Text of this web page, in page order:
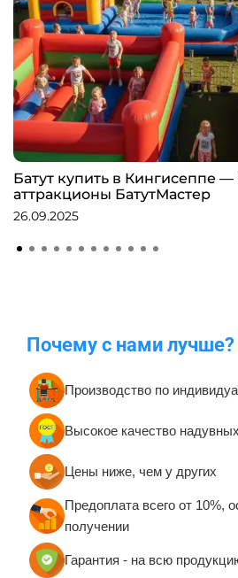
Батут купить в Кингисеппе
аттракционы БатутМастер
26.09.2025
Почему с нами лучше?
Производство по
Высокое качество
Цены ниже, чем у других
Предоплата всего от 10%,
получении
Гарантия - на всю